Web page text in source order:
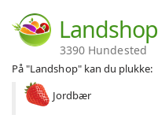
Landshop
3390 Hundested
På "Landshop" kan du plukke:
Jordbær